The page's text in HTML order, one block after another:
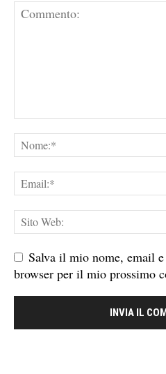
Salva il mio nome, email
browser per il mio prossimo